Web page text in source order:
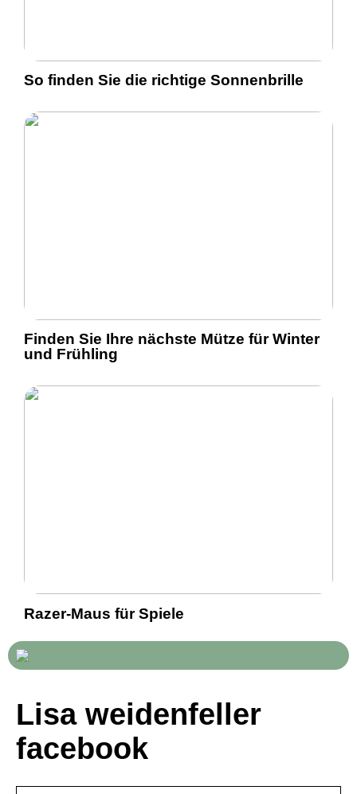
So finden Sie die richtige Sonnenbrille
Finden Sie Ihre nächste Mütze für Winter
und Frühling
Razer-Maus für Spiele
Lisa weidenfeller
facebook